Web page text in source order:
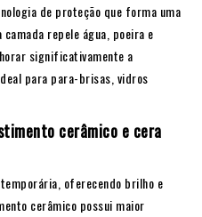
de proteção que forma uma
repele água, poeira e
significativamente a
para para-brisas, vidros
cerâmico e cera
oferecendo brilho e
cerâmico possui maior